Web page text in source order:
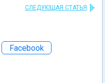
СЛЕДУЮЩАЯ СТАТЬЯ
Facebook